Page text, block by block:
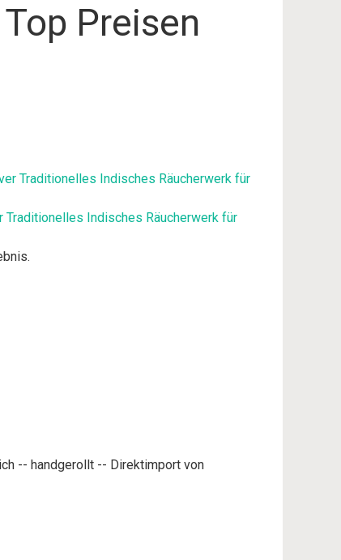
Preisen
Traditionelles Indisches Räucherwerk für
-- handgerollt -- Direktimport von